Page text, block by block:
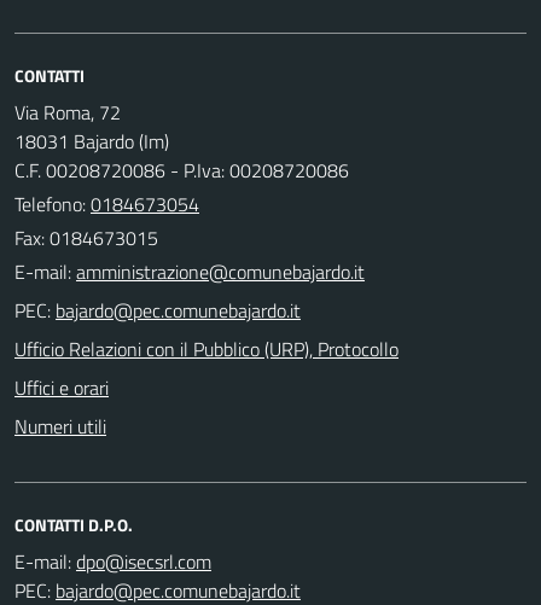
CONTATTI
Via Roma, 72
18031 Bajardo (Im)
C.F. 00208720086 - P.Iva: 00208720086
Telefono:0184673054
Fax: 0184673015
E-mail:
PEC:
Ufficio Relazioni con il Pubblico (URP), Protocollo
Uffici e orari
Numeri utili
CONTATTI D.P.O.
E-mail:
PEC: